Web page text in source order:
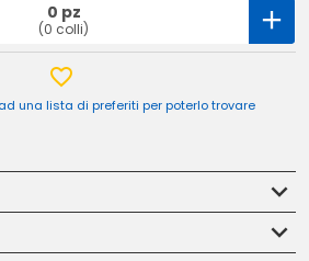
0 pz
(0 colli)
una lista di preferiti per poterlo trovare